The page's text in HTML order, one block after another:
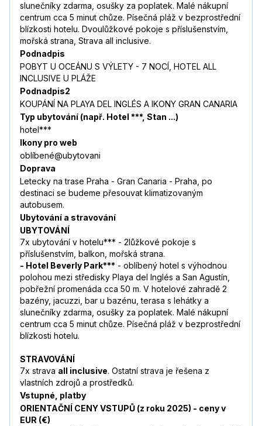
slunečníky zdarma, osušky za poplatek. Malé nákupní
centrum cca 5 minut chůze. Písečná pláž v bezprostřední
blízkosti hotelu. Dvoulůžkové pokoje s příslušenstvím,
mořská strana, Strava all inclusive.
Podnadpis
POBYT U OCEÁNU S VÝLETY - 7 NOCÍ, HOTEL ALL
INCLUSIVE U PLÁŽE
Podnadpis2
KOUPÁNÍ NA PLAYA DEL INGLÉS A IKONY GRAN CANARIA
Typ ubytování (např. Hotel ***, Stan ...)
hotel***
Ikony pro web
oblíbené@ubytovani
Doprava
Letecky na trase Praha - Gran Canaria - Praha, po
destinaci se budeme přesouvat klimatizovaným
autobusem.
Ubytování a stravování
UBYTOVÁNÍ
7x ubytování v hotelu*** - 2lůžkové pokoje s
příslušenstvím, balkon, mořská strana.
- Hotel Beverly Park*** - oblíbený hotel s výhodnou
polohou mezi středisky Playa del Inglés a San Agustín,
pobřežní promenáda cca 50 m. V hotelové zahradě 2
bazény, jacuzzi, bar u bazénu, terasa s lehátky a
slunečníky zdarma, osušky za poplatek. Malé nákupní
centrum cca 5 minut chůze. Písečná pláž v bezprostřední
blízkosti hotelu.
STRAVOVÁNÍ
7x strava all inclusive. Ostatní strava je řešena z
vlastních zdrojů a prostředků.
Vstupné, platby
ORIENTAČNÍ CENY VSTUPŮ (z roku 2025) - ceny v
EUR (€)